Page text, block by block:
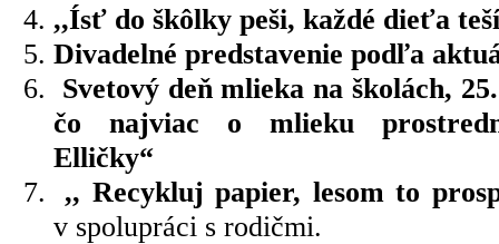
,,Ísť do škôlky peši, každé dieťa
Divadelné predstavenie podľa
Svetový deň mlieka na školách,
čo najviac o mlieku
Elličky“
,, Recykluj papier, lesom to
v spolupráci s rodičmi.